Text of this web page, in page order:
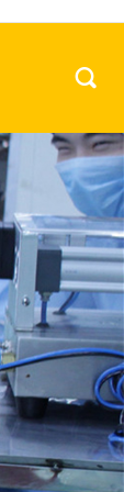
